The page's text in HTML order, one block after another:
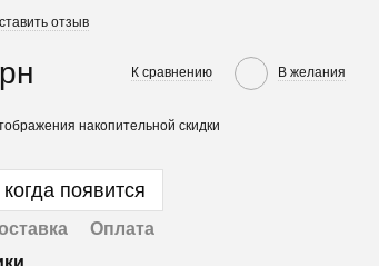
отзыв
К сравнению В желания
накопительной скидки
появится
Оплата